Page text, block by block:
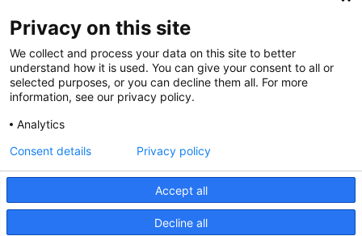
935 120 481
@CGTCatalunya
CGTCatalunya
cgtcatalunya
Privacy on this site
We collect and process your data on this site to better
understand how it is used. You can give your consent to all or
selected purposes, or you can decline them all. For more
information, see our privacy policy.
Analytics
Accept all
Decline all
Consent details Privacy policy